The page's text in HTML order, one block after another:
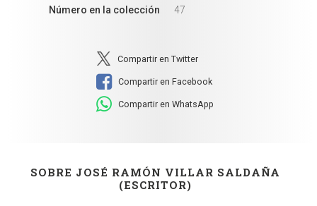
Número en la colección 47
Compartir en Twitter
Compartir en Facebook
Compartir en WhatsApp
SOBRE JOSÉ RAMÓN VILLAR SALDAÑA
(ESCRITOR)